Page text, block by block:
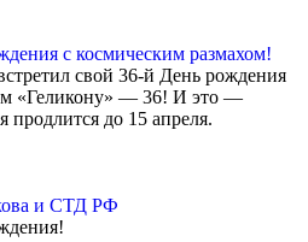
с космическим размахом!
свой 36-й День рождения
«Геликону» — 36! И это —
продлится до 15 апреля.
и СТД РФ